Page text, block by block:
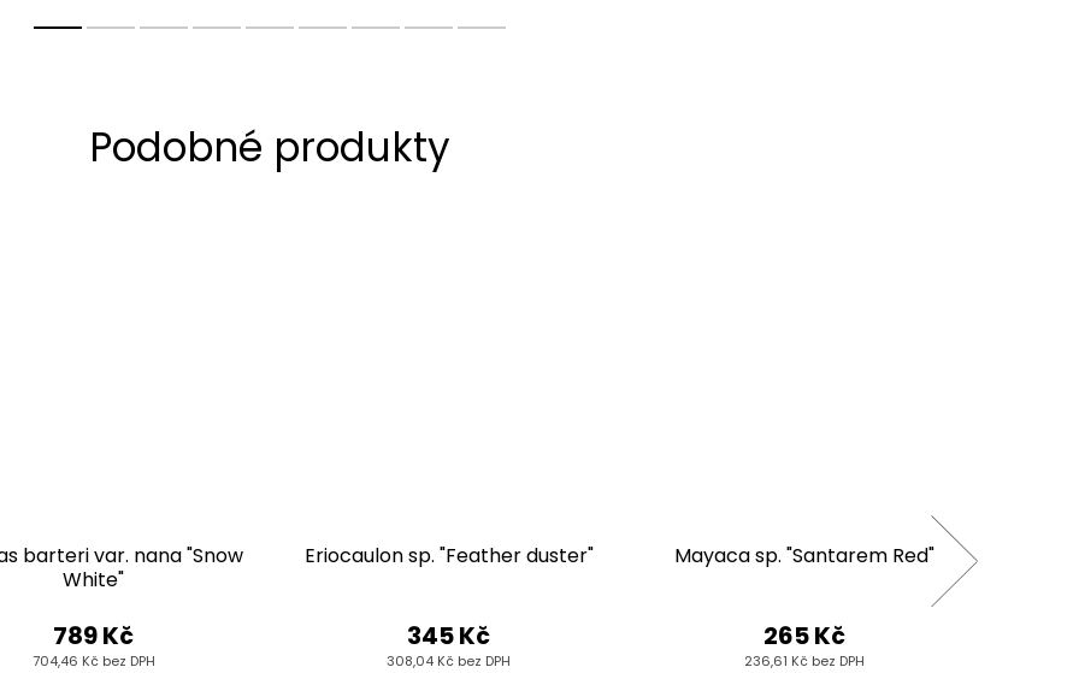
barteri var. nana "Snow
White"
704,46 Kč bez DPH
789 Kč
Eriocaulon sp. "Feather duster"
308,04 Kč bez DPH
345 Kč
Mayaca sp. "Santarem Red"
236,61 Kč bez DPH
265 Kč